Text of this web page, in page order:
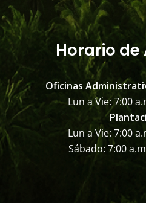
Horario
Oficinas
Lun a Vie: 7:00
Lun a Vie: 7:00
Sábado: 7:00